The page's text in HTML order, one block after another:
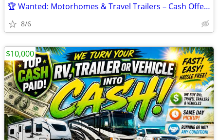
🏆 Wanted: Motorhomes & Travel Trailers – Cash Offers! 🏆
8/6
$10,000